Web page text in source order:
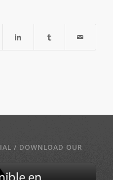
/ DOWNLOAD OUR